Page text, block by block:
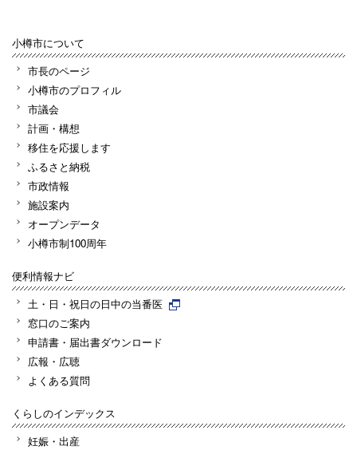
小樽市について
市長のページ
小樽市のプロフィル
市議会
計画・構想
移住を応援します
ふるさと納税
市政情報
施設案内
オープンデータ
小樽市制100周年
便利情報ナビ
土・日・祝日の日中の当番医
窓口のご案内
申請書・届出書ダウンロード
広報・広聴
よくある質問
くらしのインデックス
妊娠・出産